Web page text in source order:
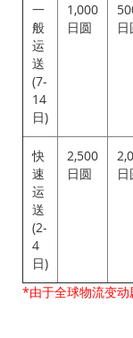
一
般
运
送
(7-
14
日)
1,000
日圆
日
快
速
运
送
(2-
4
日)
2,500
日圆
日
*由于全球物流变动